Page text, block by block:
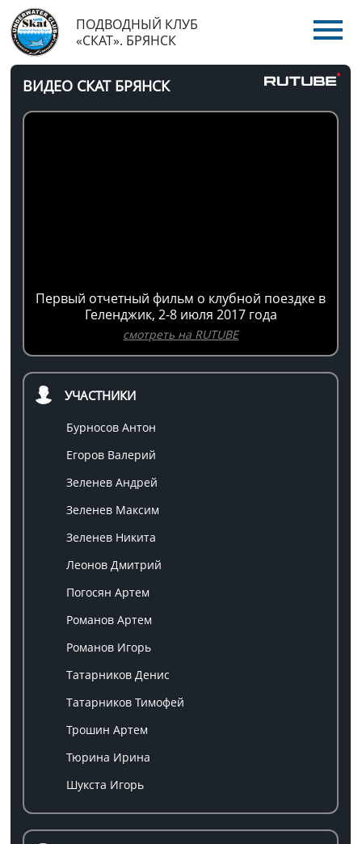
ПОДВОДНЫЙ КЛУБ
«СКАТ». БРЯНСК
ВИДЕО СКАТ БРЯНСК
Первый отчетный фильм о клубной поездке в
Геленджик, 2-8 июля 2017 года
смотреть на RUTUBE
УЧАСТНИКИ
Бурносов Антон
Егоров Валерий
Зеленев Андрей
Зеленев Максим
Зеленев Никита
Леонов Дмитрий
Погосян Артем
Романов Артем
Романов Игорь
Татарников Денис
Татарников Тимофей
Трошин Артем
Тюрина Ирина
Шукста Игорь